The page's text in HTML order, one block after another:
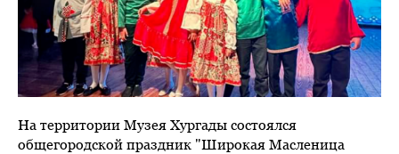
На территории Музея Хургады состоялся
общегородской праздник "Широкая Масленица